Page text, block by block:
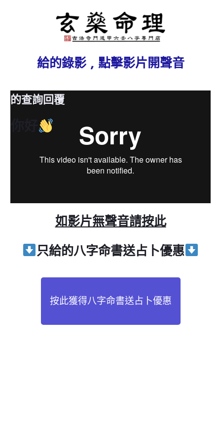
給的錄影 , 點擊影片開聲音
的查詢回覆
如影片無聲音請按此
只給的八字命書送占卜優惠
按此獲得八字命書送占卜優惠